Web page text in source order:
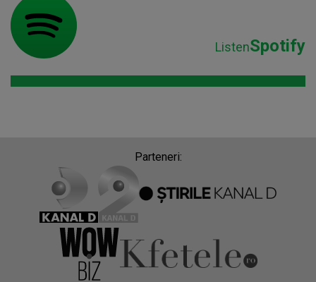
ListenSpotify
Parteneri: